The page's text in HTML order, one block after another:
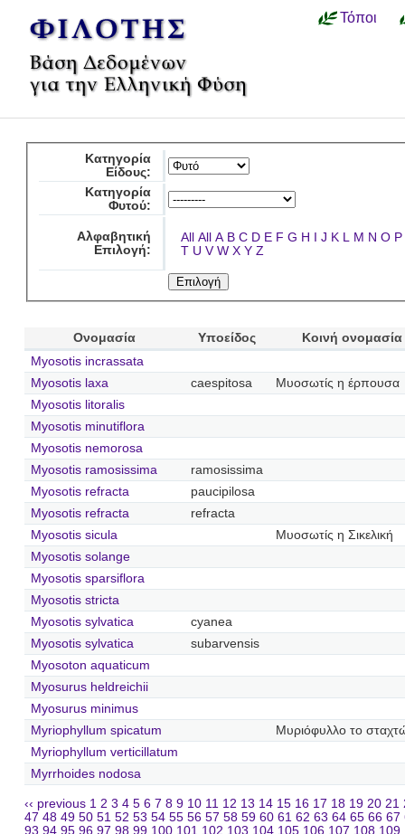
Τόποι
Κατηγορία
Είδους:
Κατηγορία
Φυτού:
Αλφαβητική
Επιλογή:
All All A B C D E F G H I J K L M N O P
T U V W X Y Z
Ονομασία Υποείδος
Κοινή ονομασία
Myosotis incrassata
Myosotis laxa
caespitosa
Μυοσωτίς η έρπουσα
Myosotis litoralis
Myosotis minutiflora
Myosotis nemorosa
Myosotis ramosissima
ramosissima
Myosotis refracta
paucipilosa
Myosotis refracta
refracta
Myosotis sicula
Μυοσωτίς η Σικελική
Myosotis solange
Myosotis sparsiflora
Myosotis stricta
Myosotis sylvatica
cyanea
Myosotis sylvatica
subarvensis
Myosoton aquaticum
Myosurus heldreichii
Myosurus minimus
Myriophyllum spicatum
Μυριόφυλλο το
Myriophyllum verticillatum
Myrrhoides nodosa
‹‹ previous 1 2 3 4 5 6 7 8 9 10 11 12 13 14 15 16 17 18 19 20 21
47 48 49 50 51 52 53 54 55 56 57 58 59 60 61 62 63 64 65 66 67
93 94 95 96 97 98 99 100 101 102 103 104 105 106 107 108 109